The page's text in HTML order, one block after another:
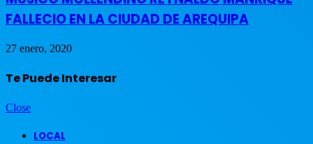
FALLECIO EN LA CIUDAD DE AREQUIPA
27 enero, 2020
Te Puede Interesar
Close
LOCAL